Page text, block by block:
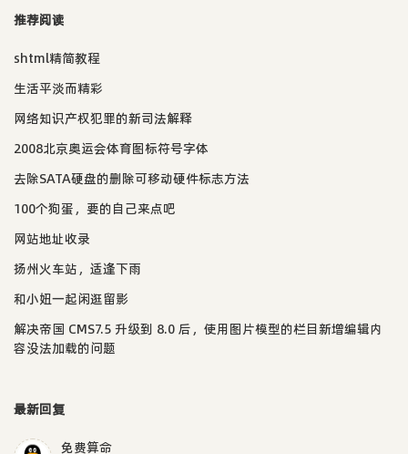
推荐阅读
shtml精简教程
生活平淡而精彩
网络知识产权犯罪的新司法解释
2008北京奥运会体育图标符号字体
去除SATA硬盘的删除可移动硬件标志方法
100个狗蛋，要的自己来点吧
网站地址收录
扬州火车站，适逢下雨
和小妞一起闲逛留影
解决帝国 CMS7.5 升级到 8.0 后，使用图片模型的栏目新增编辑内
容没法加载的问题
最新回复
免费算命